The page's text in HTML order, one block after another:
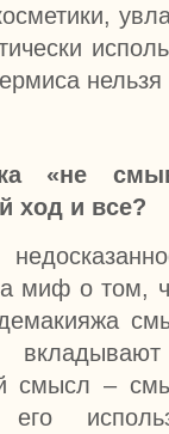
«не
ход и все?
миф о том,
смысл –